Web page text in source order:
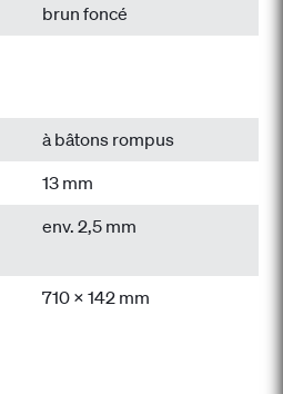
brun foncé
à bâtons rompus
13 mm
env. 2,5 mm
710 x 142 mm